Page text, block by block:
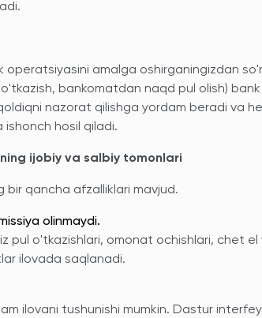
operatsiyasini amalga oshirganingizdan
bankomatdan naqd pul olish)
nazorat qilishga yordam beradi va
ishonch hosil qiladi.
ijobiy va salbiy tomonlari
bir qancha afzalliklari mavjud.
olinmaydi.
pul o'tkazishlari, omonat ochishlari, chet
ilovada saqlanadi.
ilovani tushunishi mumkin. Dastur